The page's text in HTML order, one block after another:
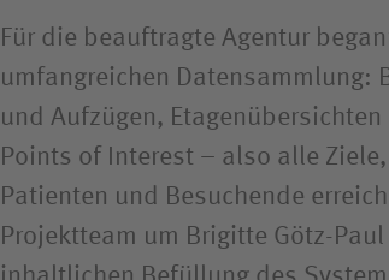
Für die beauftragte Agentur
umfangreichen Datensammlung:
und Aufzügen,
Points of Interest – also alle
Patienten und Besuchende
Projektteam um Brigitte Götz-